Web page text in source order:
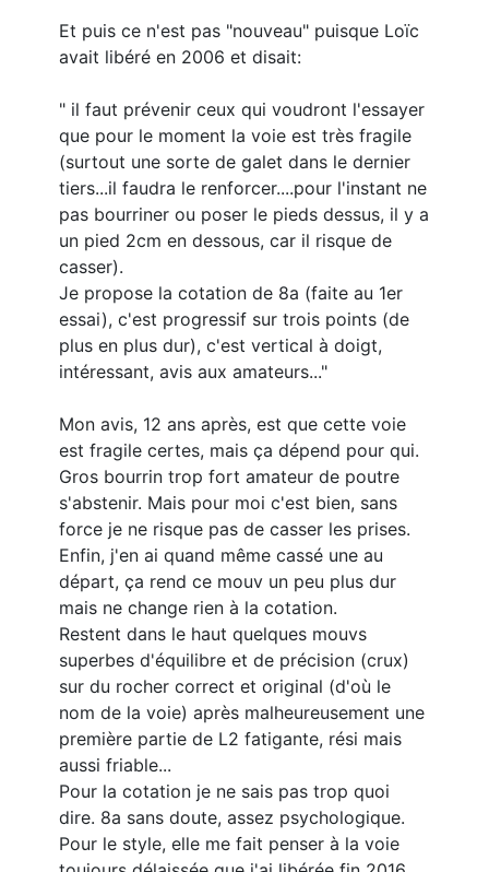
Et puis ce n'est pas "nouveau" puisque Loïc
avait libéré en 2006 et disait:
" il faut prévenir ceux qui voudront l'essayer
que pour le moment la voie est très fragile
(surtout une sorte de galet dans le dernier
tiers...il faudra le renforcer....pour l'instant ne
pas bourriner ou poser le pieds dessus, il y a
un pied 2cm en dessous, car il risque de
casser).
Je propose la cotation de 8a (faite au 1er
essai), c'est progressif sur trois points (de
plus en plus dur), c'est vertical à doigt,
intéressant, avis aux amateurs..."
Mon avis, 12 ans après, est que cette voie
est fragile certes, mais ça dépend pour qui.
Gros bourrin trop fort amateur de poutre
s'abstenir. Mais pour moi c'est bien, sans
force je ne risque pas de casser les prises.
Enfin, j'en ai quand même cassé une au
départ, ça rend ce mouv un peu plus dur
mais ne change rien à la cotation.
Restent dans le haut quelques mouvs
superbes d'équilibre et de précision (crux)
sur du rocher correct et original (d'où le
nom de la voie) après malheureusement une
première partie de L2 fatigante, rési mais
aussi friable...
Pour la cotation je ne sais pas trop quoi
dire. 8a sans doute, assez psychologique.
Pour le style, elle me fait penser à la voie